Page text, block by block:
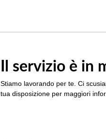
Il servizio è in
Stiamo lavorando per te. Ci
tua disposizione per maggiori